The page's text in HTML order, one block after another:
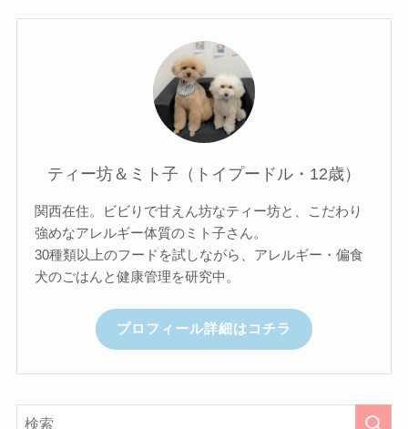
ティー坊＆ミト子（トイプードル・12歳）
関西在住。ビビりで甘えん坊なティー坊と、こだわり
強めなアレルギー体質のミト子さん。
30種類以上のフードを試しながら、アレルギー・偏食
犬のごはんと健康管理を研究中。
プロフィール詳細はコチラ